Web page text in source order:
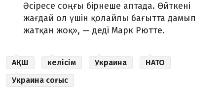
Әсіресе соңғы бірнеше аптада. Өйткені
жағдай ол үшін қолайлы бағытта дамып
жатқан жоқ», — деді Марк Рютте.
АҚШ келісім Украина
НАТО
Украина соғыс